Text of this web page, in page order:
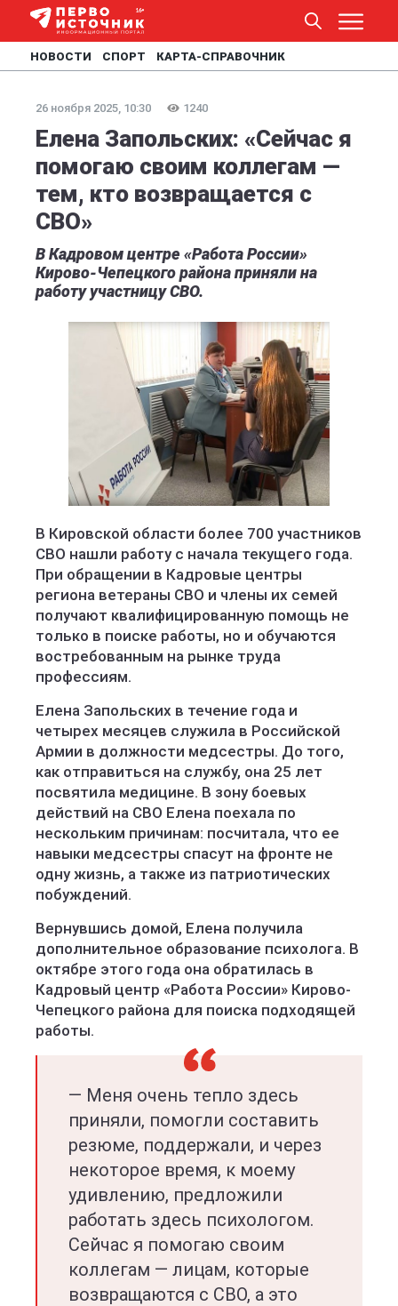
НОВОСТИ СПОРТ КАРТА-СПРАВОЧНИК
26 ноября 2025, 10:30 1240
Елена Запольских: «Сейчас я
помогаю своим коллегам —
тем, кто возвращается с
СВО»
В Кадровом центре «Работа России»
Кирово-Чепецкого района приняли на
работу участницу СВО.
В Кировской области более 700 участников
СВО нашли работу с начала текущего года.
При обращении в Кадровые центры
региона ветераны СВО и члены их семей
получают квалифицированную помощь не
только в поиске работы, но и обучаются
востребованным на рынке труда
профессиям.
Елена Запольских в течение года и
четырех месяцев служила в Российской
Армии в должности медсестры. До того,
как отправиться на службу, она 25 лет
посвятила медицине. В зону боевых
действий на СВО Елена поехала по
нескольким причинам: посчитала, что ее
навыки медсестры спасут на фронте не
одну жизнь, а также из патриотических
побуждений.
Вернувшись домой, Елена получила
дополнительное образование психолога. В
октябре этого года она обратилась в
Кадровый центр «Работа России» Кирово-
Чепецкого района для поиска подходящей
работы.
— Меня очень тепло здесь
приняли, помогли составить
резюме, поддержали, и через
некоторое время, к моему
удивлению, предложили
работать здесь психологом.
Сейчас я помогаю своим
коллегам — лицам, которые
возвращаются с СВО, а это